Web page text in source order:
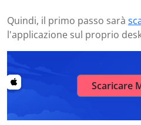
Quindi, il primo passo sarà
l'applicazione sul proprio
Scaricare